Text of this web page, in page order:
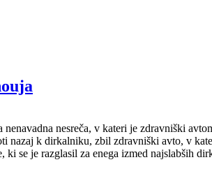
nesreča, v kateri je zdravniški
k dirkalniku, zbil zdravniški avto, v
se je razglasil za enega izmed najslabših